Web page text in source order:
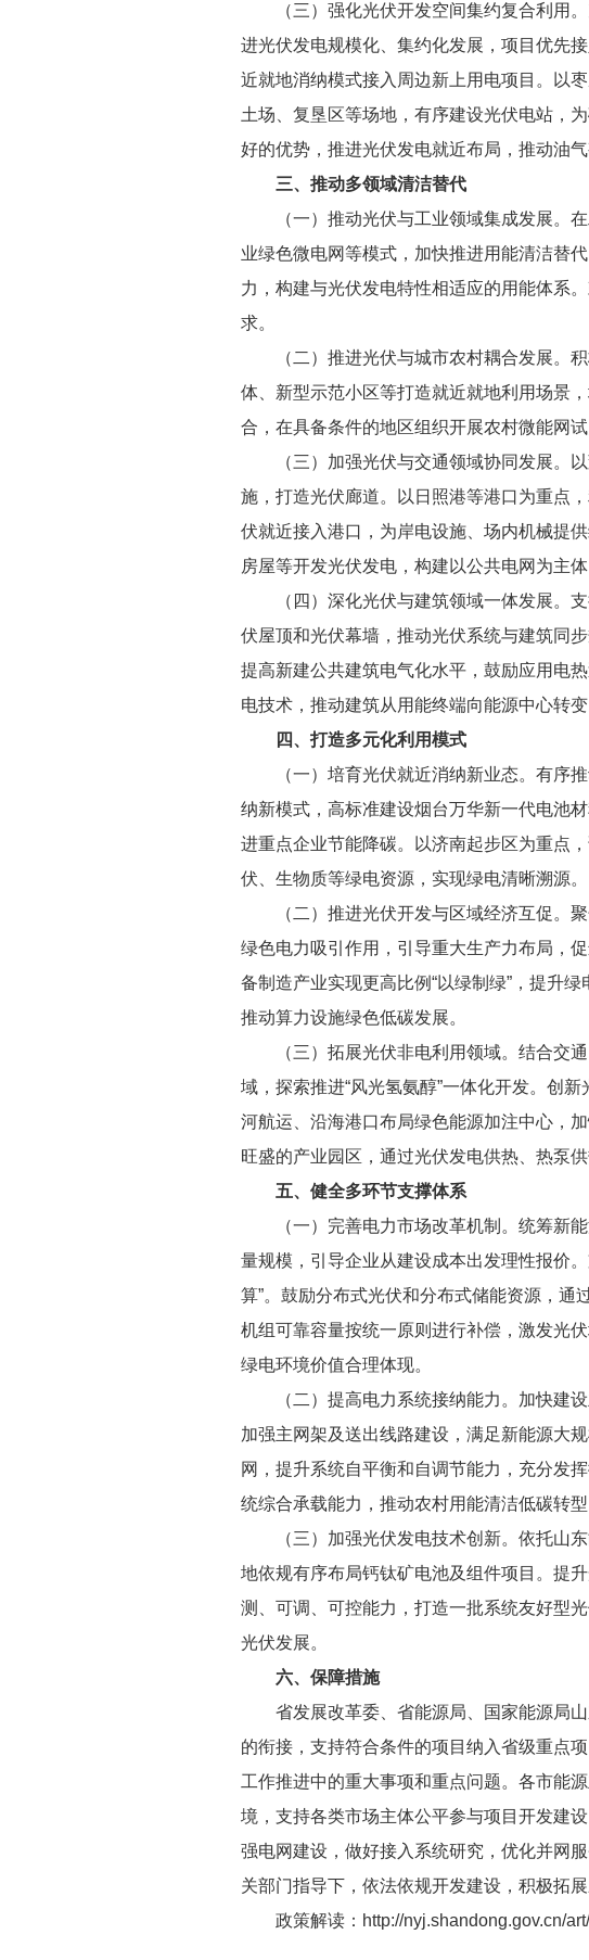
（三）强化光伏开发空间集约复合利用
进光伏发电规模化、集约化发展，项目优先
近就地消纳模式接入周边新上用电项目。以
土场、复垦区等场地，有序建设光伏电站，
好的优势，推进光伏发电就近布局，推动油气
三、推动多领域清洁替代
（一）推动光伏与工业领域集成发展。
业绿色微电网等模式，加快推进用能清洁替
力，构建与光伏发电特性相适应的用能体系
求。
（二）推进光伏与城市农村耦合发展。
体、新型示范小区等打造就近就地利用场景
合，在具备条件的地区组织开展农村微能网
（三）加强光伏与交通领域协同发展。
施，打造光伏廊道。以日照港等港口为重点
伏就近接入港口，为岸电设施、场内机械提
房屋等开发光伏发电，构建以公共电网为主
（四）深化光伏与建筑领域一体发展。
伏屋顶和光伏幕墙，推动光伏系统与建筑同
提高新建公共建筑电气化水平，鼓励应用电
电技术，推动建筑从用能终端向能源中心转变
四、打造多元化利用模式
（一）培育光伏就近消纳新业态。有序
纳新模式，高标准建设烟台万华新一代电池
进重点企业节能降碳。以济南起步区为重点
伏、生物质等绿电资源，实现绿电清晰溯源。
（二）推进光伏开发与区域经济互促。
绿色电力吸引作用，引导重大生产力布局，
备制造产业实现更高比例“以绿制绿”，提升
推动算力设施绿色低碳发展。
（三）拓展光伏非电利用领域。结合交
域，探索推进“风光氢氨醇”一体化开发。创
河航运、沿海港口布局绿色能源加注中心，
旺盛的产业园区，通过光伏发电供热、热泵
五、健全多环节支撑体系
（一）完善电力市场改革机制。统筹新
量规模，引导企业从建设成本出发理性报价
算”。鼓励分布式光伏和分布式储能资源，
机组可靠容量按统一原则进行补偿，激发光
绿电环境价值合理体现。
（二）提高电力系统接纳能力。加快建
加强主网架及送出线路建设，满足新能源大
网，提升系统自平衡和自调节能力，充分发
统综合承载能力，推动农村用能清洁低碳转型
（三）加强光伏发电技术创新。依托山
地依规有序布局钙钛矿电池及组件项目。提
测、可调、可控能力，打造一批系统友好型
光伏发展。
六、保障措施
省发展改革委、省能源局、国家能源局
的衔接，支持符合条件的项目纳入省级重点
工作推进中的重大事项和重点问题。各市能
境，支持各类市场主体公平参与项目开发建
强电网建设，做好接入系统研究，优化并网
关部门指导下，依法依规开发建设，积极拓
政策解读： http://nyj.shandong.gov.cn/